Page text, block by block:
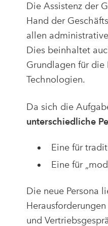
Die Assistenz der
Hand der
allen
Dies beinhaltet
Grundlagen für die
Technologien.
Da sich die
unterschiedliche
Eine für
Eine für
Die neue Persona
und